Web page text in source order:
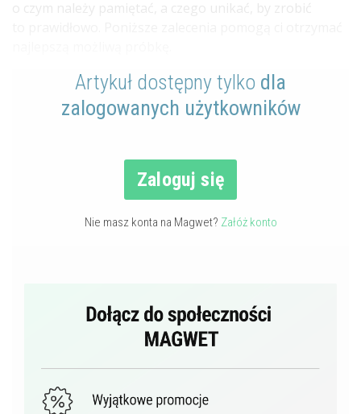
o czym należy pamiętać, a czego unikać, by zrobić
Artykuł dostępny tylko dla
zalogowanych użytkowników
Zaloguj się
Nie masz konta na Magwet? Załóż konto